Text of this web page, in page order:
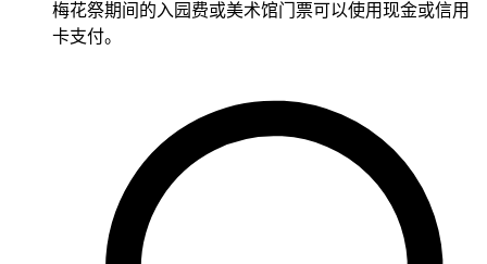
梅花祭期间的入园费或美术馆门票可以使用现金或信用
卡支付。